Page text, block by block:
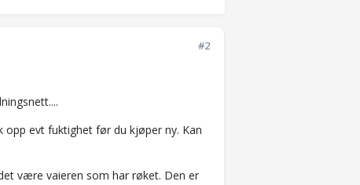
#2
opp evt fuktighet før du kjøper ny. Kan
være vaieren som har røket. Den er